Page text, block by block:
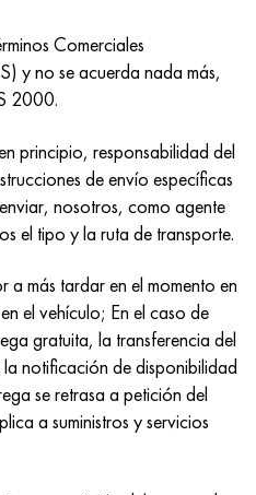
Comerciales
y no se acuerda nada más,
2000.
principio, responsabilidad del
de envío específicas
nosotros, como agente
el tipo y la ruta de transporte.
más tardar en el momento en
el vehículo; En el caso de
gratuita, la transferencia del
notificación de disponibilidad
se retrasa a petición del
a suministros y servicios